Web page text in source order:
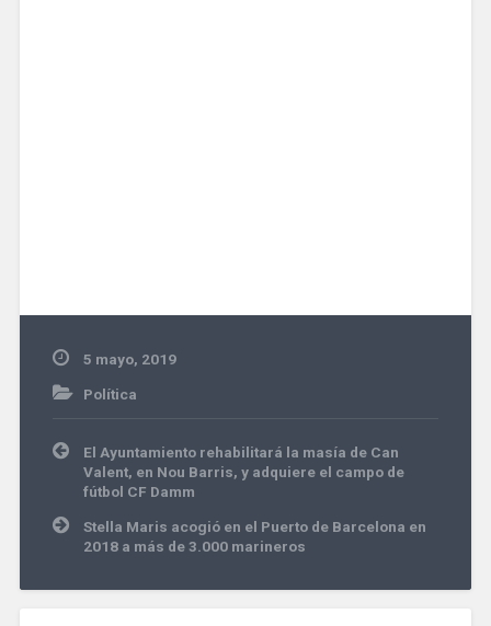
5 mayo, 2019
Política
Navegación
de
entradas
El Ayuntamiento rehabilitará la masía de Can
Valent, en Nou Barris, y adquiere el campo de
fútbol CF Damm
Stella Maris acogió en el Puerto de Barcelona en
2018 a más de 3.000 marineros